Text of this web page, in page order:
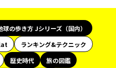
球の歩き方 Jシリーズ（国内）
ランキング&テクニック
歴史時代
旅の図鑑